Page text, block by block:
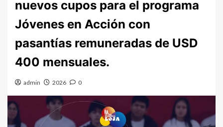
nuevos cupos para el programa
Jóvenes en Acción con
pasantías remuneradas de USD
400 mensuales.
admin 2026 0